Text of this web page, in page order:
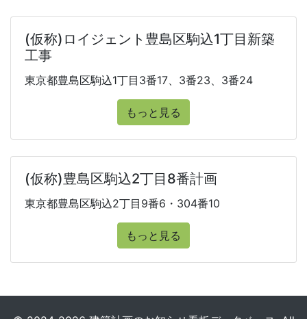
(仮称)ロイジェント豊島区駒込1丁目新築
工事
東京都豊島区駒込1丁目3番17、3番23、3番24
もっと見る
(仮称)豊島区駒込2丁目8番計画
東京都豊島区駒込2丁目9番6・304番10
もっと見る